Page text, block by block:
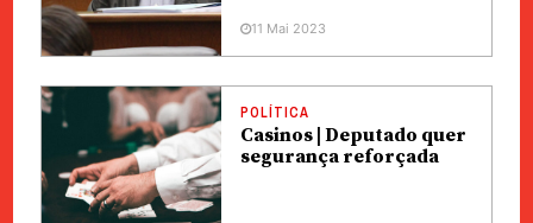
11 Mai 2023
POLÍTICA
Casinos | Deputado quer
segurança reforçada